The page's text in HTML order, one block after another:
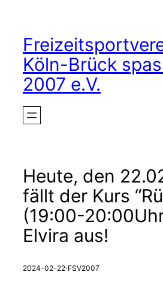
springen
Köln-Brück
2007 e.V.
Heute, den
fällt der Kurs
(19:00-
Elvira aus!
2024-02-22·FSV2007